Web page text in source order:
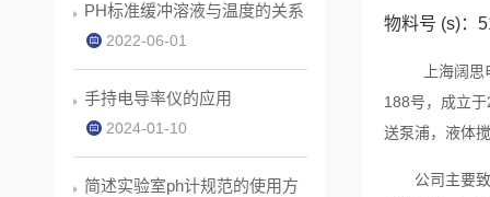
物料号 (s)：
上海阔思电
188号，成立
送泵浦，液体
公司主要致
PH标准缓冲溶液与温度的关系
2022-06-01
手持电导率仪的应用
2024-01-10
简述实验室ph计规范的使用方